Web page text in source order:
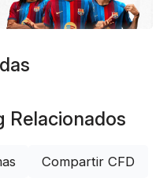
Relacionados
Compartir CFD